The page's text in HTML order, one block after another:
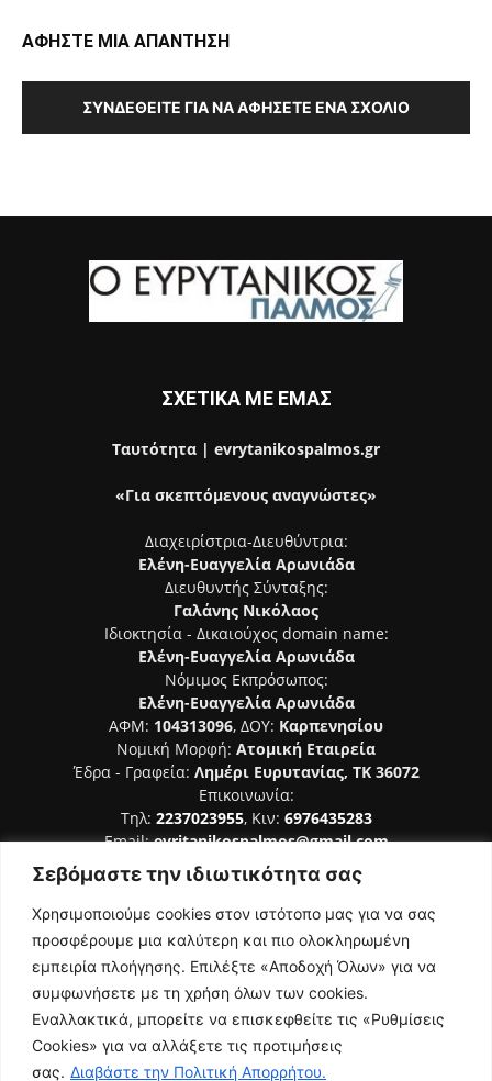
Σεβόμαστε την ιδιωτικότητα σας
Χρησιμοποιούμε cookies στον ιστότοπο μας για να σας
προσφέρουμε μια καλύτερη και πιο ολοκληρωμένη
εμπειρία πλοήγησης. Επιλέξτε «Αποδοχή Όλων» για να
συμφωνήσετε με τη χρήση όλων των cookies.
Εναλλακτικά, μπορείτε να επισκεφθείτε τις «Ρυθμίσεις
Cookies» για να αλλάξετε τις προτιμήσεις
σας. Διαβάστε την Πολιτική Απορρήτου.
ΑΦΗΣΤΕ ΜΙΑ ΑΠΑΝΤΗΣΗ
ΣΥΝΔΕΘΕΊΤΕ ΓΙΑ ΝΑ ΑΦΉΣΕΤΕ ΈΝΑ ΣΧΌΛΙΟ
ΣΧΕΤΙΚΑ ΜΕ ΕΜΑΣ
Ταυτότητα | evrytanikospalmos.gr
«Για σκεπτόμενους αναγνώστες»
Διαχειρίστρια-Διευθύντρια:
Ελένη-Ευαγγελία Αρωνιάδα
Διευθυντής Σύνταξης:
Γαλάνης Νικόλαος
Ιδιοκτησία - Δικαιούχος domain name:
Ελένη-Ευαγγελία Αρωνιάδα
Νόμιμος Εκπρόσωπος:
Ελένη-Ευαγγελία Αρωνιάδα
ΑΦΜ: 104313096, ΔΟΥ: Καρπενησίου
Νομική Μορφή: Ατομική Εταιρεία
Έδρα - Γραφεία: Λημέρι Ευρυτανίας, ΤΚ 36072
Επικοινωνία:
Τηλ: 2237023955, Κιν: 6976435283
Email:evritanikospalmos@gmail.com
Αριθμός Πιστοποίησης Μ.Η.Τ. 242044
ΑΚΟΛΟΥΘΗΣΕ ΜΑΣ